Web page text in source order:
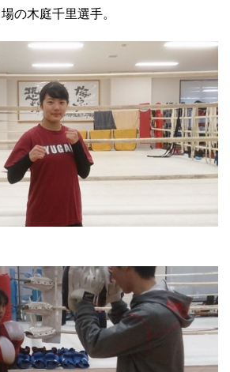
の木庭千里選手。